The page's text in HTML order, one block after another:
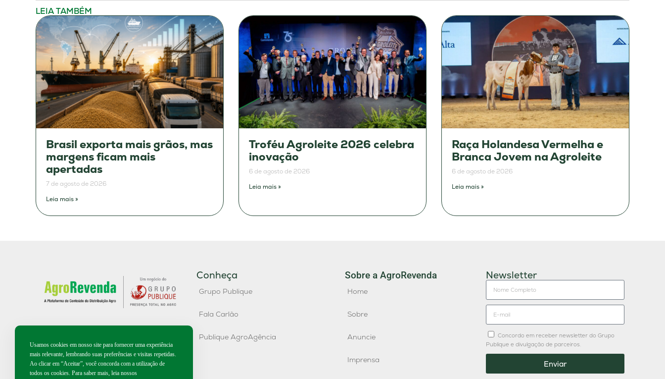
LEIA TAMBÉM
Brasil exporta mais grãos, mas
margens ficam mais
apertadas
7 de agosto de 2026
Leia mais »
Troféu Agroleite 2026 celebra
inovação
6 de agosto de 2026
Leia mais »
Raça Holandesa Vermelha e
Branca Jovem na Agroleite
6 de agosto de 2026
Leia mais »
Conheça
Grupo Publique
Fala Carlão
Publique AgroAgência
Sobre a AgroRevenda
Home
Sobre
Anuncie
Imprensa
Newsletter
Concordo em receber newsletter do Grupo
Publique e divulgação de parceiros.
Enviar
Usamos cookies em nosso site para fornecer uma experiência
mais relevante, lembrando suas preferências e visitas repetidas.
Ao clicar em “Aceitar”, você concorda com a utilização de
todos os cookies. Para saber mais, leia nossos